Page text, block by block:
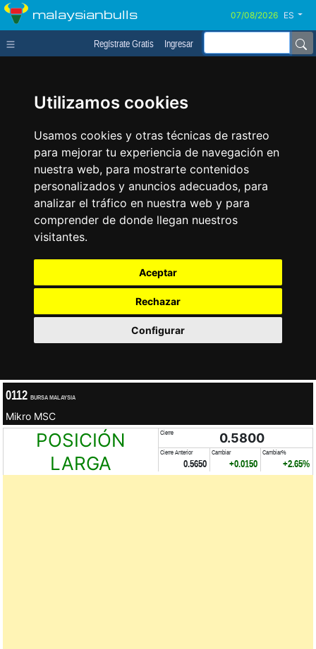
Utilizamos cookies
Usamos cookies y otras técnicas de rastreo
para mejorar tu experiencia de navegación en
nuestra web, para mostrarte contenidos
personalizados y anuncios adecuados, para
analizar el tráfico en nuestra web y para
comprender de donde llegan nuestros
visitantes.
Aceptar
Rechazar
Configurar
malaysianbulls ES
Regístrate Gratis Ingresar
0112 BURSA MALAYSIA
Mikro MSC
POSICIÓN
LARGA
Cierre 0.5800
Cierre Anterior
0.5650
Cambiar
+0.0150
Cambiar%
+2.65%